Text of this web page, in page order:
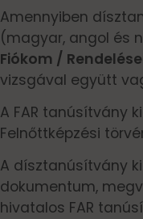
Amennyiben
(magyar, angol és
Fiókom /
vizsgával együtt
A FAR tanúsítvány
Felnőttképzési
A dísztanúsítvány
dokumentum,
hivatalos FAR